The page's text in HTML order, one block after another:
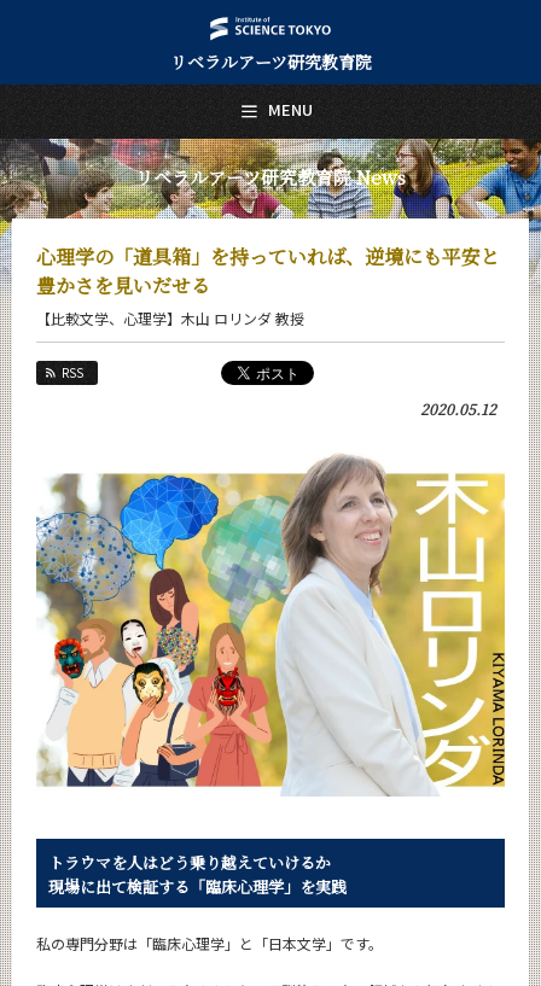
リベラルアーツ研究教育院
リベラルアーツ研究教育院 News
心理学の「道具箱」を持っていれば、逆境にも平安と
豊かさを見いだせる
【比較文学、心理学】木山 ロリンダ 教授
RSS
2020.05.12
トラウマを人はどう乗り越えていけるか
現場に出て検証する「臨床心理学」を実践
私の専門分野は「臨床心理学」と「日本文学」です。
MENU
日本語 English
トップページ
Top Page
リベラルアーツ研究教育院について
About Us
教育
Education
研究
教員紹介
faculty
リベラルアーツ研究教育院 News
News
News 一覧
カテゴリ別
月別
イベントカレンダー
Event Calendar
サイト構成
CLOSE